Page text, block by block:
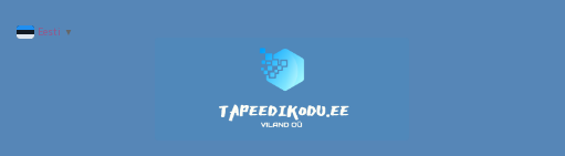
navigeerimisele
Eesti ▼